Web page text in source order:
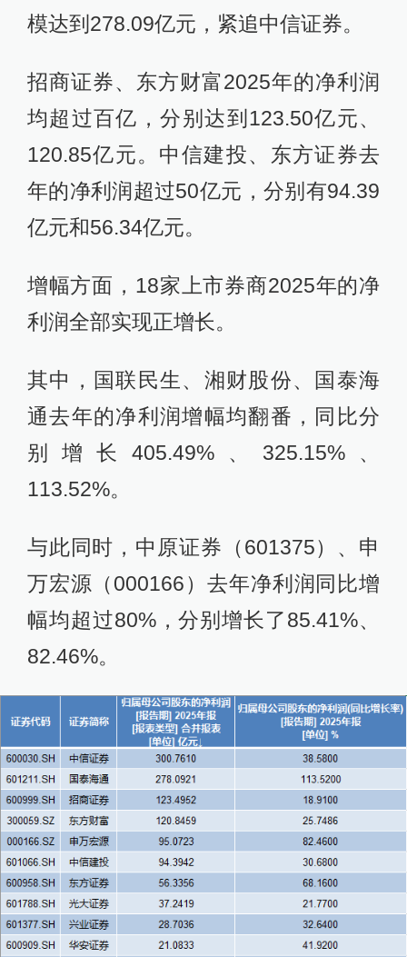
模达到278.09亿元，紧追中信证券。
招商证券、东方财富2025年的净利润
均超过百亿，分别达到123.50亿元、
120.85亿元。中信建投、东方证券去
年的净利润超过50亿元，分别有94.39
亿元和56.34亿元。
增幅方面，18家上市券商2025年的净
利润全部实现正增长。
其中，国联民生、湘财股份、国泰海
通去年的净利润增幅均翻番，同比分
别增长405.49%、325.15%、
113.52%。
与此同时，中原证券（601375）、申
万宏源（000166）去年净利润同比增
幅均超过80%，分别增长了85.41%、
82.46%。